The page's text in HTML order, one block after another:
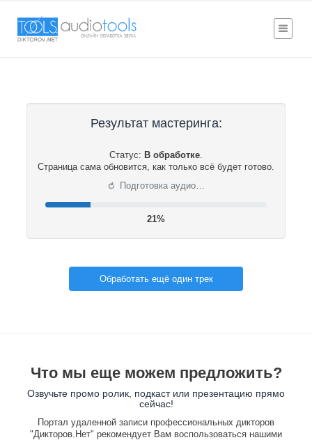
Результат мастеринга:
Статус: В обработке.
Страница сама обновится, как только всё будет готово.
⟳ Подготовка аудио…
21%
Обработать ещё один трек
Что мы еще можем предложить?
Озвучьте промо ролик, подкаст или презентацию прямо
сейчас!
Портал удаленной записи профессиональных дикторов
"Дикторов.Нет" рекомендует Вам воспользоваться нашими